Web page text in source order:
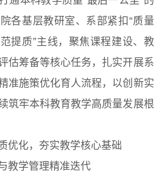
各基层教研室、系部紧扣“质量
提质”主线，聚焦课程建设、教
估筹备等核心任务，扎实开展系
准施策优化育人流程，以创新实
筑牢本科教育教学高质量发展根
优化，夯实教学核心基础
教学管理精准迭代